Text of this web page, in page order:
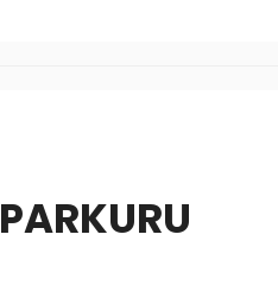
PARKURU